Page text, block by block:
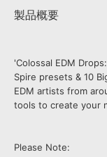
製品概要
'Colossal EDM
Spire presets & 10
EDM artists from
tools to create your
Please Note: